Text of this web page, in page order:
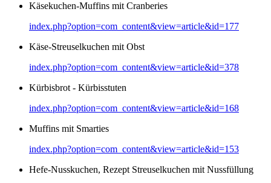
Käsekuchen-Muffins mit Cranberies
index.php?option=com_content&view=article&id=177
Käse-Streuselkuchen mit Obst
index.php?option=com_content&view=article&id=378
Kürbisbrot - Kürbisstuten
index.php?option=com_content&view=article&id=168
Muffins mit Smarties
index.php?option=com_content&view=article&id=153
Hefe-Nusskuchen, Rezept Streuselkuchen mit Nussfüllung